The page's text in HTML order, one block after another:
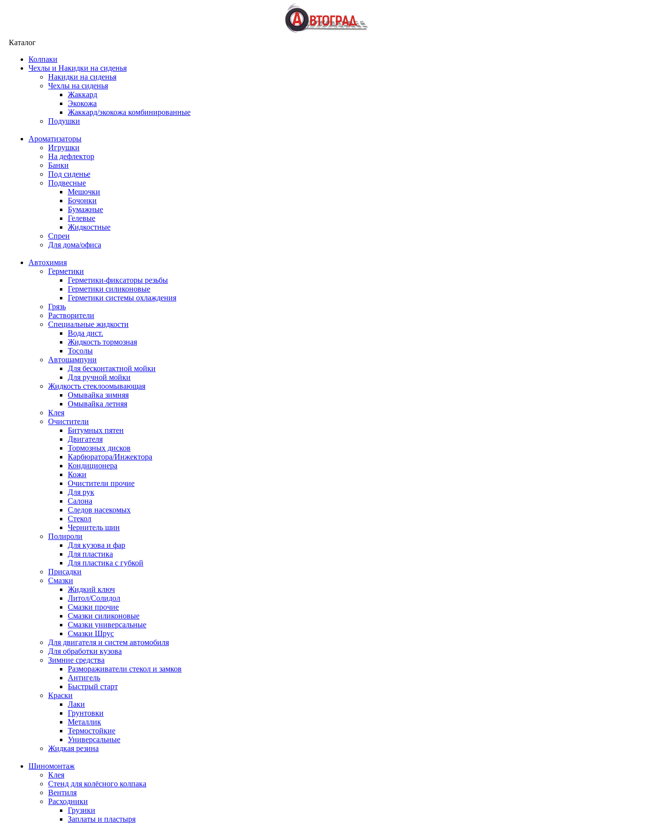
Каталог
Колпаки
Чехлы и Накидки на сиденья
Накидки на сиденья
Чехлы на сиденья
Жаккард
Экокожа
Жаккард/экокожа комбинированные
Подушки
Ароматизаторы
Игрушки
На дефлектор
Банки
Под сиденье
Подвесные
Мешочки
Бочонки
Бумажные
Гелевые
Жидкостные
Спреи
Для дома/офиса
Автохимия
Герметики
Герметики-фиксаторы резьбы
Герметики силиконовые
Герметики системы охлаждения
Грязь
Растворители
Специальные жидкости
Вода дист.
Жидкость тормозная
Тосолы
Автошампуни
Для бесконтактной мойки
Для ручной мойки
Жидкость стеклоомывающая
Омывайка зимняя
Омывайка летняя
Клея
Очистители
Битумных пятен
Двигателя
Тормозных дисков
Карбюратора/Инжектора
Кондиционера
Кожи
Очистители прочие
Для рук
Салона
Следов насекомых
Стекол
Чернитель шин
Полироли
Для кузова и фар
Для пластика
Для пластика с губкой
Присадки
Смазки
Жидкий ключ
Литол/Солидол
Смазки прочие
Смазки силиконовые
Смазки универсальные
Смазки Шрус
Для двигателя и систем автомобиля
Для обработки кузова
Зимние средства
Размораживатели стекол и замков
Антигель
Быстрый старт
Краски
Лаки
Грунтовки
Металлик
Термостойкие
Универсальные
Жидкая резина
Шиномонтаж
Клея
Стенд для колёсного колпака
Вентиля
Расходники
Грузики
Заплаты и пластыря